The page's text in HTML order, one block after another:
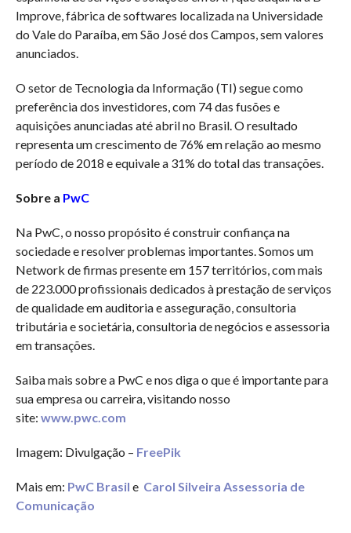
Improve, fábrica de softwares localizada na Universidade
do Vale do Paraíba, em São José dos Campos, sem valores
anunciados.
O setor de Tecnologia da Informação (TI) segue como
preferência dos investidores, com 74 das fusões e
aquisições anunciadas até abril no Brasil. O resultado
representa um crescimento de 76% em relação ao mesmo
período de 2018 e equivale a 31% do total das transações.
Sobre a PwC
Na PwC, o nosso propósito é construir confiança na
sociedade e resolver problemas importantes. Somos um
Network de firmas presente em 157 territórios, com mais
de 223.000 profissionais dedicados à prestação de serviços
de qualidade em auditoria e asseguração, consultoria
tributária e societária, consultoria de negócios e assessoria
em transações.
Saiba mais sobre a PwC e nos diga o que é importante para
sua empresa ou carreira, visitando nosso
site: www.pwc.com
Imagem: Divulgação – FreePik
Mais em: PwC Brasil e Carol Silveira Assessoria de
Comunicação